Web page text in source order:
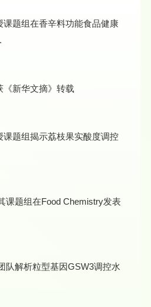
课题组在香辛料功能食品健康
《新华文摘》转载
课题组揭示荔枝果实酸度调控
课题组在Food Chemistry发表
队解析粒型基因GSW3调控水